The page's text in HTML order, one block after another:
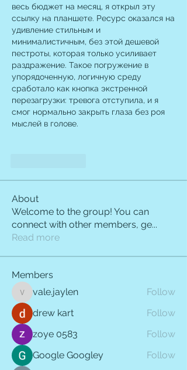
весь бюджет на месяц, я открыл эту
ссылку на планшете. Ресурс оказался на
удивление стильным и
минималистичным, без этой дешевой
пестроты, которая только усиливает
раздражение. Такое погружение в
упорядоченную, логичную среду
сработало как кнопка экстренной
перезагрузки: тревога отступила, и я
смог нормально закрыть глаза без роя
мыслей в голове.
About
Welcome to the group! You can
connect with other members, ge...
Read more
Members
vale.jaylen
vale.jaylen
Follow
drew kart
Follow
zoye 0583
Follow
Google Googley
Follow